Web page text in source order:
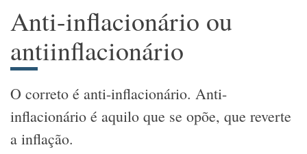
Anti-inflacionário ou
antiinflacionário
O correto é anti-inflacionário. Anti-
inflacionário é aquilo que se opõe, que reverte
a inflação.